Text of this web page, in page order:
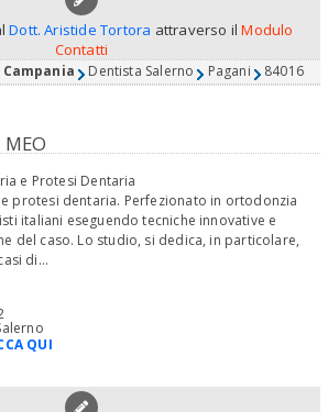
Dott. Aristide Tortora attraverso ilModulo
Contatti
Campania Dentista Salerno Pagani 84016
e Protesi Dentaria
protesi dentaria. Perfezionato in ortodonzia
italiani eseguendo tecniche innovative e
del caso. Lo studio, si dedica, in particolare,
di...
QUI